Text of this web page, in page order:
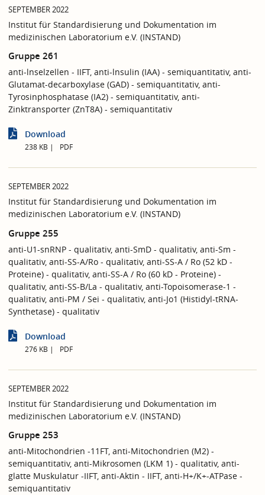
SEPTEMBER 2022
Institut für Standardisierung und Dokumentation im
medizinischen Laboratorium e.V. (INSTAND)
Gruppe 261
anti-lnselzellen - IIFT, anti-lnsulin (IAA) - semiquantitativ, anti-
Glutamat-decarboxylase (GAD) - semiquantitativ, anti-
Tyrosinphosphatase (IA2) - semiquantitativ, anti-
Zinktransporter (ZnT8A) - semiquantitativ
Download
238 KB PDF
SEPTEMBER 2022
Institut für Standardisierung und Dokumentation im
medizinischen Laboratorium e.V. (INSTAND)
Gruppe 255
anti-U1-snRNP - qualitativ, anti-SmD - qualitativ, anti-Sm -
qualitativ, anti-SS-A/Ro - qualitativ, anti-SS-A / Ro (52 kD -
Proteine) - qualitativ, anti-SS-A / Ro (60 kD - Proteine) -
qualitativ, anti-SS-B/La - qualitativ, anti-Topoisomerase-1 -
qualitativ, anti-PM / Sei - qualitativ, anti-Jo1 (Histidyl-tRNA-
Synthetase) - qualitativ
Download
276 KB PDF
SEPTEMBER 2022
Institut für Standardisierung und Dokumentation im
medizinischen Laboratorium e.V. (INSTAND)
Gruppe 253
anti-Mitochondrien -11FT, anti-Mitochondrien (M2) -
semiquantitativ, anti-Mikrosomen (LKM 1) - qualitativ, anti-
glatte Muskulatur -IIFT, anti-Aktin - IIFT, anti-H+/K+-ATPase -
semiquantitativ